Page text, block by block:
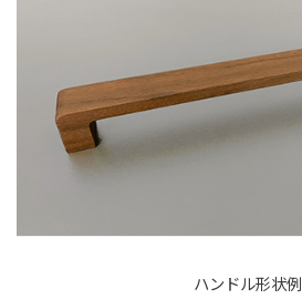
ハンドル形状例